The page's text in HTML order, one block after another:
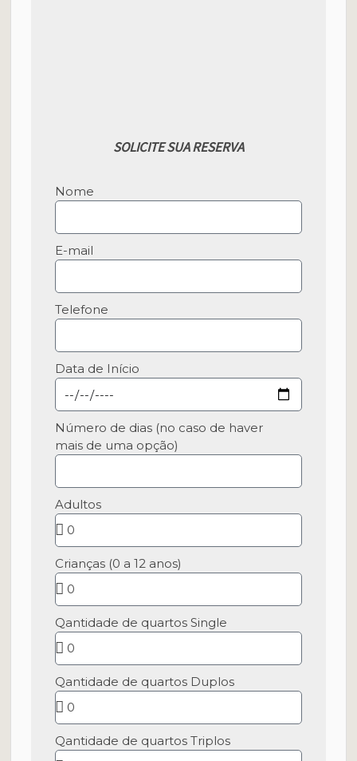
SOLICITE SUA RESERVA
Nome
E-mail
Telefone
Data de Início
Número de dias (no caso de haver
mais de uma opção)
Adultos
Crianças (0 a 12 anos)
Qantidade de quartos Single
Qantidade de quartos Duplos
Qantidade de quartos Triplos